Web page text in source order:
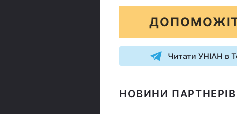
Читати УНІАН в
НОВИНИ ПАРТНЕРІВ